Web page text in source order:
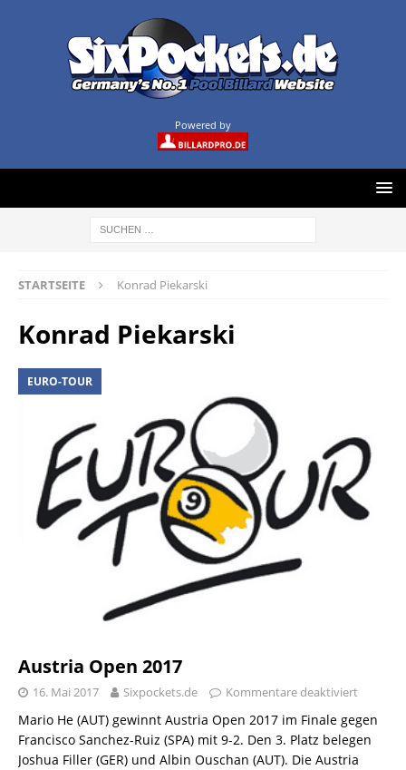
Powered by
STARTSEITE Konrad Piekarski
Konrad Piekarski
EURO-TOUR
Austria Open 2017
16. Mai 2017 Sixpockets.de Kommentare deaktiviert
Mario He (AUT) gewinnt Austria Open 2017 im Finale gegen
Francisco Sanchez-Ruiz (SPA) mit 9-2. Den 3. Platz belegen
Joshua Filler (GER) und Albin Ouschan (AUT). Die Austria